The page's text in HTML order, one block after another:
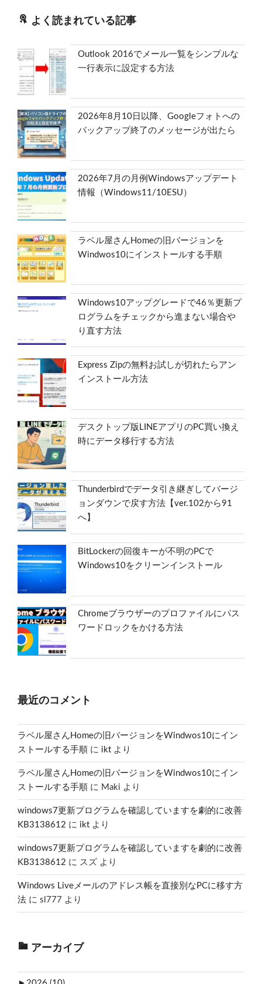
よく読まれている記事
Outlook 2016でメール一覧をシンプルな
一行表示に設定する方法
2026年8月10日以降、Googleフォトへの
バックアップ終了のメッセージが出たら
2026年7月の月例Windowsアップデート
情報（Windows11/10ESU）
ラベル屋さんHomeの旧バージョンを
Windwos10にインストールする手順
Windows10アップグレードで46％更新プ
ログラムをチェックから進まない場合や
り直す方法
Express Zipの無料お試しが切れたらアン
インストール方法
デスクトップ版LINEアプリのPC買い換え
時にデータ移行する方法
Thunderbirdでデータ引き継ぎしてバージ
ョンダウンで戻す方法【ver.102から91
へ】
BitLockerの回復キーが不明のPCで
Windows10をクリーンインストール
Chromeブラウザーのプロファイルにパス
ワードロックをかける方法
最近のコメント
ラベル屋さんHomeの旧バージョンをWindwos10にイン
ストールする手順 に ikt より
ラベル屋さんHomeの旧バージョンをWindwos10にイン
ストールする手順 に Maki より
windows7更新プログラムを確認していますを劇的に改善
KB3138612 に ikt より
windows7更新プログラムを確認していますを劇的に改善
KB3138612 に スズ より
Windows Liveメールのアドレス帳を直接別なPCに移す方
法 に sl777 より
アーカイブ